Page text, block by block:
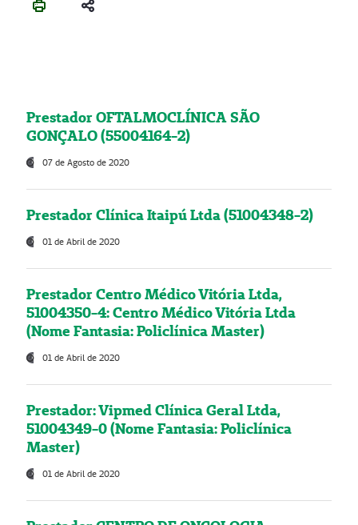
Prestador OFTALMOCLÍNICA SÃO
GONÇALO (55004164-2)
07 de Agosto de 2020
Prestador Clínica Itaipú Ltda (51004348-2)
01 de Abril de 2020
Prestador Centro Médico Vitória Ltda,
51004350-4: Centro Médico Vitória Ltda
(Nome Fantasia: Policlínica Master)
01 de Abril de 2020
Prestador: Vipmed Clínica Geral Ltda,
51004349-0 (Nome Fantasia: Policlínica
Master)
01 de Abril de 2020